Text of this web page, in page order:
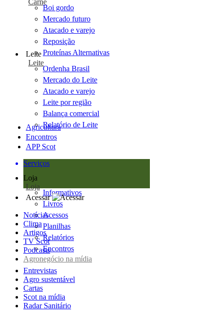
Carne
Boi gordo
Mercado futuro
Atacado e varejo
Reposição
Proteínas Alternativas
Leite
Leite
Ordenha Brasil
Mercado do Leite
Atacado e varejo
Leite por região
Balança comercial
Relatório de Leite
Agricultura
Encontros
APP Scot
Serviços
Loja
Loja
Informativos
Livros
Acessos
Planilhas
Relatórios
Encontros
Acessar
Notícias
Clima
Artigos
TV Scot
Podcasts
Agronegócio na mídia
Entrevistas
Agro sustentável
Cartas
Scot na mídia
Radar Sanitário